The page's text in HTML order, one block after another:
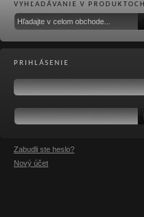
VYHĽADÁVANIE V PRODUKTOCH
PRIHLÁSENIE
Zabudli ste heslo?
Nový účet